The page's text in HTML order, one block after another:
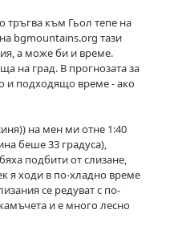
тръгва към Гьол тепе на
bgmountains.org тази
а може би и време.
на град. В прогнозата за
и подходящо време - ако
на мен ми отне 1:40
беше 33 градуса),
подбити от слизане,
я ходи в по-хладно време
се редуват с по-
и е много лесно